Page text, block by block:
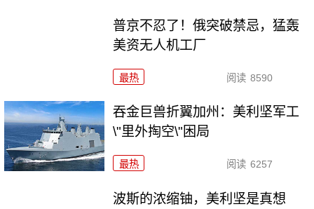
普京不忍了！俄突破禁忌，猛轰
美资无人机工厂
最热 阅读 8590
吞金巨兽折翼加州：美利坚军工
\"里外掏空\"困局
最热 阅读 6257
波斯的浓缩铀，美利坚是真想